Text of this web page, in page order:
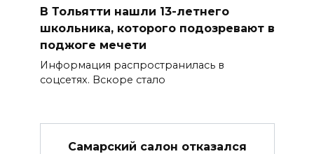
В Тольятти нашли 13-летнего
школьника, которого подозревают в
поджоге мечети
Информация распространилась в
соцсетях. Вскоре стало
Самарский салон отказался